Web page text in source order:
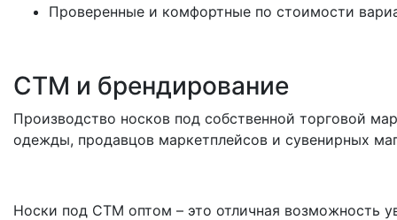
Проверенные и комфортные по стоимости
СТМ и брендирование
Производство носков под собственной торговой
одежды, продавцов маркетплейсов и сувенирных
Носки под СТМ оптом – это отличная возможность